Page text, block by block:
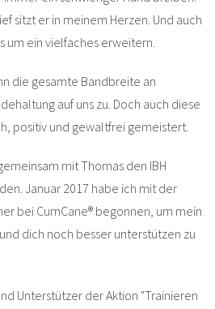
sitzt er in meinem Herzen. Und auch
um ein vielfaches erweitern.
die gesamte Bandbreite an
auf uns zu. Doch auch diese
positiv und gewaltfrei gemeistert.
mit Thomas den IBH
Januar 2017 habe ich mit der
bei CumCane® begonnen, um mein
dich noch besser unterstützen zu
Unterstützer der Aktion "Trainieren